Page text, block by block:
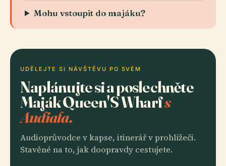
Mohu vstoupit do majáku?
UDĚLEJTE SI NÁVŠTĚVU PO SVÉM
Naplánujte si a poslechněte
Maják Queen'S Wharfs
Audiala.
Audioprůvodce v kapse, itinerář v prohlížeči.
Stavěné na to, jak doopravdy cestujete.